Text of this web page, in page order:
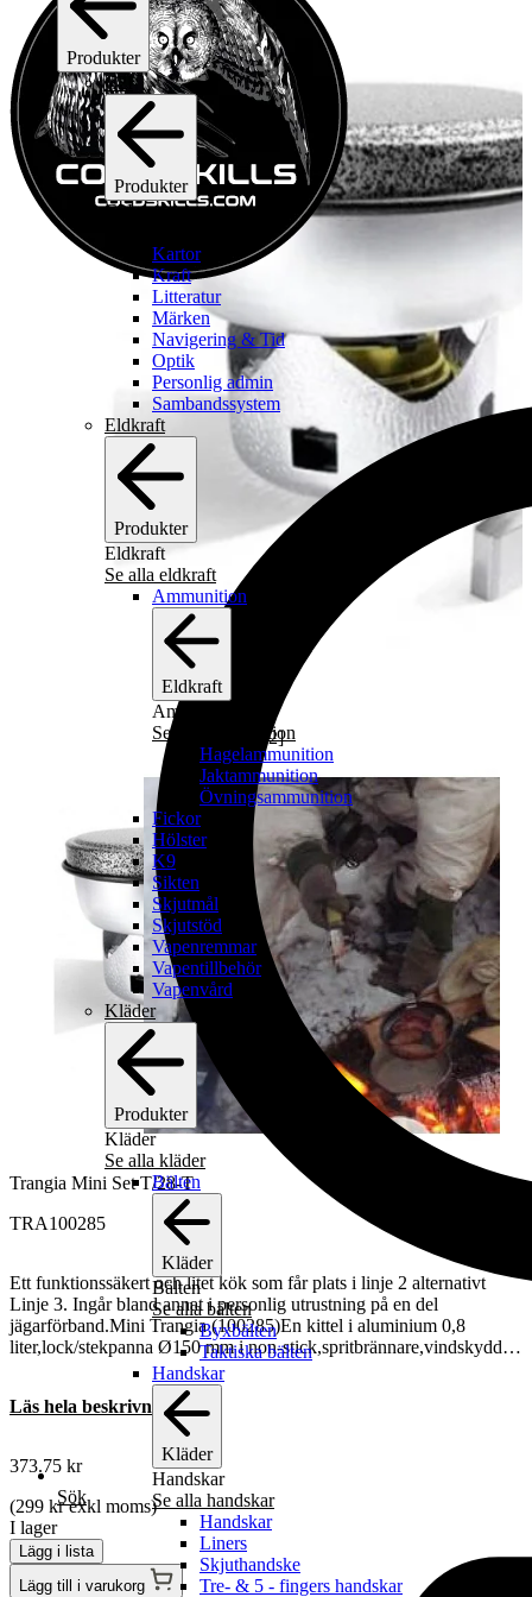
Produkter
C2I
Produkter
C2I
Kartor
Kraft
Litteratur
Märken
Navigering & Tid
Optik
Personlig admin
Sambandssystem
Eldkraft
Produkter
Eldkraft
Se alla eldkraft
Ammunition
Eldkraft
Ammunition
Se alla ammunition
Hagelammunition
Jaktammunition
Övningsammunition
Fickor
Hölster
K9
Sikten
Skjutmål
Skjutstöd
Vapenremmar
Vapentillbehör
Vapenvård
Kläder
Produkter
Kläder
Se alla kläder
Bälten
Kläder
Bälten
Se alla bälten
Byxbälten
Taktiska bälten
Handskar
Kläder
Handskar
Se alla handskar
Handskar
Liners
Skjuthandske
Tre- & 5 - fingers handskar
Sök
2]
Trangia Mini Set T/28-T
TRA100285
Ett funktionssäkert och litet kök som får plats i linje 2 alternativt
Linje 3. Ingår bland annat i personlig utrustning på en del
jägarförband.Mini Trangia (100285)En kittel i aluminium 0,8
liter,lock/stekpanna Ø150 mm i non-stick,spritbrännare,vindskydd…
Läs hela beskrivningen
373.75 kr
(299 krexkl moms)
I lager
Lägg i lista
Lägg till i varukorg